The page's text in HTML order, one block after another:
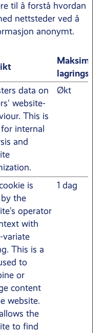
til å forstå hvordan
nettsteder ved å
anonymt.
Maksimal
data on
website-
This is
internal
and
Økt
is
the
operator
with
variate
This is a
to
or
content
website.
the
to find
1 dag